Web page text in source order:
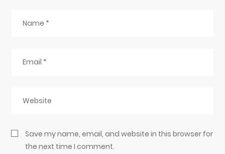
Save my name, email, and website in this browser for
the next time I comment.